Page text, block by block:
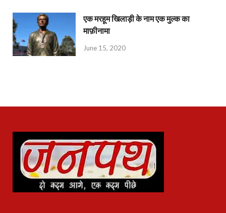
एक मरहूम खिलाड़ी के नाम एक मुल्क का
माफ़ीनामा
June 15, 2020